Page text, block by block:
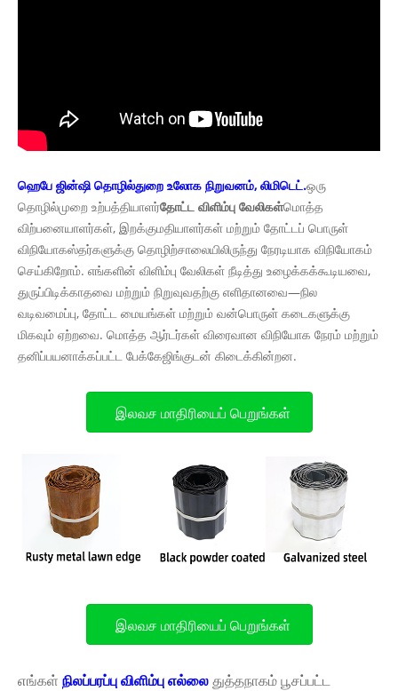
ஹெபே ஜின்ஷி தொழில்துறை உலோக நிறுவனம், லிமிடெட்.ஒரு
தொழில்முறை உற்பத்தியாளர்தோட்ட விளிம்பு வேலிகள்மொத்த
விற்பனையாளர்கள், இறக்குமதியாளர்கள் மற்றும் தோட்டப் பொருள்
விநியோகஸ்தர்களுக்கு தொழிற்சாலையிலிருந்து நேரடியாக விநியோகம்
செய்கிறோம். எங்களின் விளிம்பு வேலிகள் நீடித்து உழைக்கக்கூடியவை,
துருப்பிடிக்காதவை மற்றும் நிறுவுவதற்கு எளிதானவை—நில
வடிவமைப்பு, தோட்ட மையங்கள் மற்றும் வன்பொருள் கடைகளுக்கு
மிகவும் ஏற்றவை. மொத்த ஆர்டர்கள் விரைவான விநியோக நேரம் மற்றும்
தனிப்பயனாக்கப்பட்ட பேக்கேஜிங்குடன் கிடைக்கின்றன.
இலவச மாதிரியைப் பெறுங்கள்
இலவச மாதிரியைப் பெறுங்கள்
எங்கள் நிலப்பரப்பு விளிம்பு எல்லைதுத்தநாகம் பூசப்பட்ட